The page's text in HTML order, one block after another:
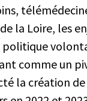
la Loire, les
politique
comme un
la création